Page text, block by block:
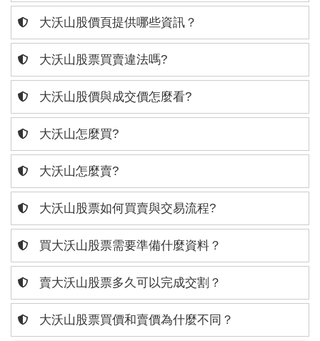
大沃山股價頁提供哪些資訊？
大沃山股票買賣違法嗎?
大沃山股價與成交價怎麼看?
大沃山怎麼買?
大沃山怎麼賣?
大沃山股票如何買賣與交易流程?
買大沃山股票需要準備什麼資料？
賣大沃山股票多久可以完成交割？
大沃山股票買價和賣價為什麼不同？